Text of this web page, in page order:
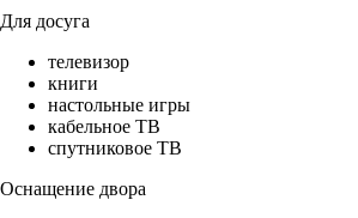
Для досуга
телевизор
книги
настольные игры
кабельное ТВ
спутниковое ТВ
Оснащение двора